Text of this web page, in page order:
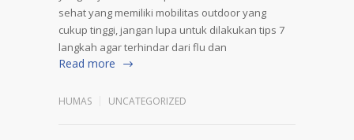
sehat yang memiliki mobilitas outdoor yang
cukup tinggi, jangan lupa untuk dilakukan tips 7
langkah agar terhindar dari flu dan
Read more
HUMAS UNCATEGORIZED